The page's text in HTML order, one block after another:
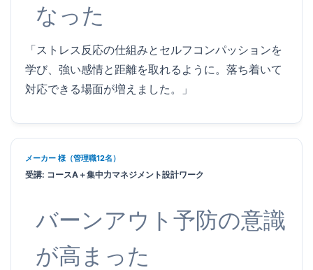
なった
「ストレス反応の仕組みとセルフコンパッションを
学び、強い感情と距離を取れるように。落ち着いて
対応できる場面が増えました。」
メーカー 様（管理職12名）
受講: コースA＋集中力マネジメント設計ワーク
バーンアウト予防の意識
が高まった